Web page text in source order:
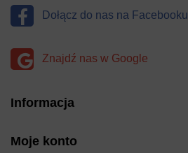
Dołącz do nas na Facebooku
Znajdź nas w Google
Informacja
Moje konto